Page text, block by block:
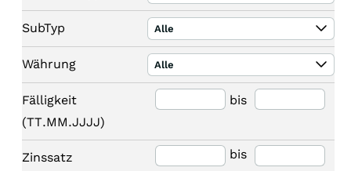
SubTyp Alle
Währung Alle
Fälligkeit
(TT.MM.JJJJ)
bis
Zinssatz bis